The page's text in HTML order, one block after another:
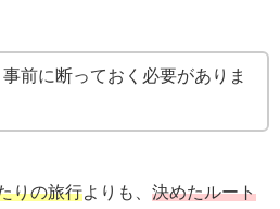
前に断っておく必要がありま
りの旅行よりも、 決めたルート